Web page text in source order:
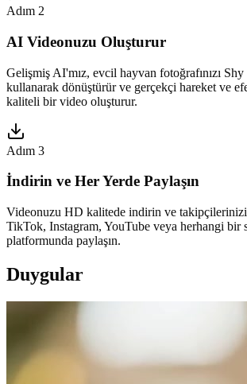
Adım 2
AI Videonuzu Oluşturur
Gelişmiş AI'mız, evcil hayvan fotoğrafınızı
kullanarak dönüştürür ve gerçekçi hareket ve
kaliteli bir video oluşturur.
Adım 3
İndirin ve Her Yerde Paylaşın
Videonuzu HD kalitede indirin ve
TikTok, Instagram, YouTube veya herhangi bir
platformunda paylaşın.
Duygular